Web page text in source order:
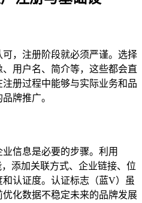
，注册阶段就必须严谨。选择
用户名、简介等，这些都会直
册过程中能够与实际业务和品
牌推广。
信息是必要的步骤。利用
添加关联方式、企业链接、位
认证度。认证标志（蓝V）虽
化数据不稳定未来的品牌发展